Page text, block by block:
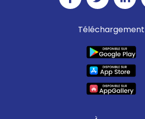
Téléchargement